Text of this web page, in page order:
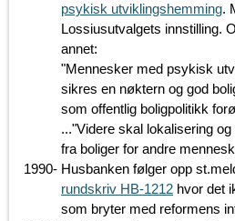
psykisk utviklingshemming.
Lossiusutvalgets innstilling.
annet:
"Mennesker med psykisk
sikres en nøktern og god
som offentlig boligpolitikk
..."Videre skal lokalisering
fra boliger for andre
1990- Husbanken følger opp
rundskriv HB-1212 hvor det
som bryter med reformens